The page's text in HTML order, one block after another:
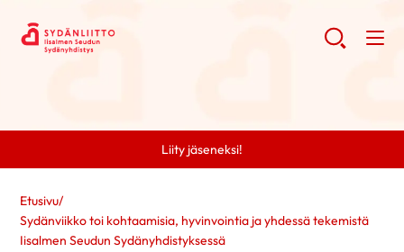
Liity jäseneksi!
Etusivu/
Sydänviikko toi kohtaamisia, hyvinvointia ja yhdessä tekemistä
Iisalmen Seudun Sydänyhdistyksessä